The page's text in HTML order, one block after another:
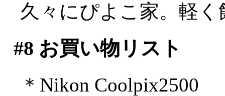
久々にぴよこ家。軽
#8 お買い物リスト
＊Nikon Coolpix2500